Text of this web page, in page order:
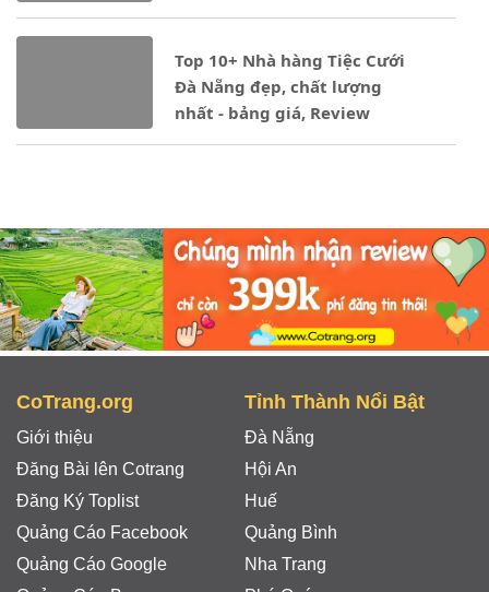
- 20/03/2024
Top 10+ Nhà hàng Tiệc Cưới
Đà Nẵng đẹp, chất lượng
nhất - bảng giá, Review
CoTrang.org
Giới thiệu
Đăng Bài lên Cotrang
Đăng Ký Toplist
Quảng Cáo Facebook
Quảng Cáo Google
Tỉnh Thành Nổi Bật
Đà Nẵng
Hội An
Huế
Quảng Bình
Nha Trang